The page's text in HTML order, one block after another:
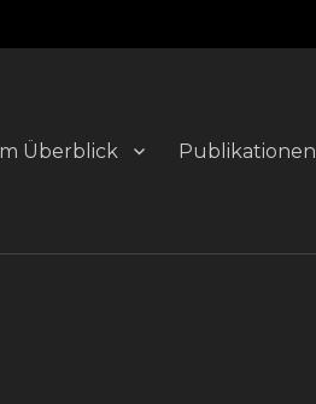
Überblick Publikationen